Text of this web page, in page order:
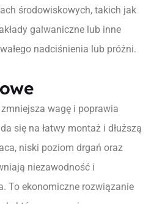
środowiskowych, takich jak
galwaniczne lub inne
nadciśnienia lub próżni.
wagę i poprawia
się na łatwy montaż i dłuższą
niski poziom drgań oraz
niezawodność i
To ekonomiczne rozwiązanie